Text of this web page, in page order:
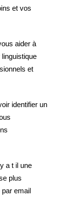
et vos
aider à
et
identifier un
a t il une
plus
par email